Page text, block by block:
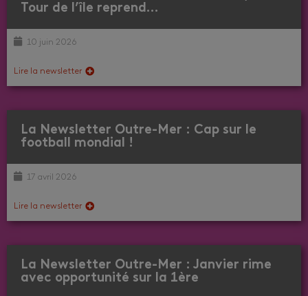
Tour de l’île reprend…
10 juin 2026
Lire la newsletter
La Newsletter Outre-Mer : Cap sur le
football mondial !
17 avril 2026
Lire la newsletter
La Newsletter Outre-Mer : Janvier rime
avec opportunité sur la 1ère